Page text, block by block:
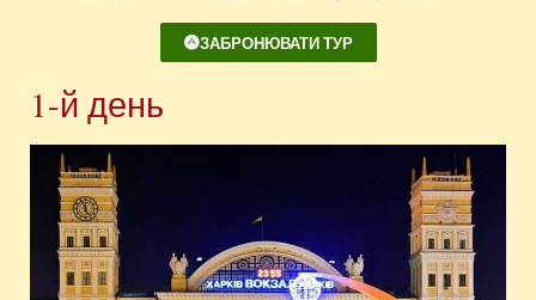
ЗАБРОНЮВАТИ ТУР
1-й день